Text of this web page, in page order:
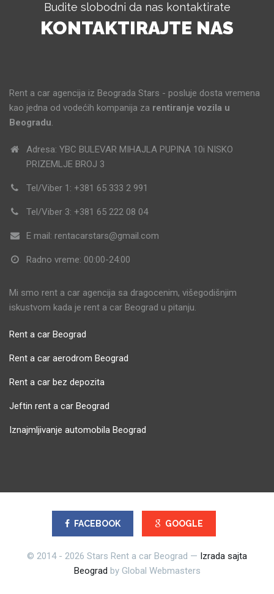
Budite slobodni da nas kontaktirate
KONTAKTIRAJTE NAS
Rent a car agencija iz Beograda Stars - posluje dosta vremena
kao jedna od vodećih kompanija za rentiranje vozila u
Beogradu.
Adresa: YBC BULEVAR MIHAJLA PUPINA 10i NISKO
PRIZEMLJE BROJ 3
Tel/Viber 1: +381 65 333 2 991
Tel/Viber 3: +381 65 222 08 04
E mail: rentacarstars@gmail.com
Radno vreme: 00:00-24:00
Mi smo rent a car agencija sa dragocenim, višegodišnjim
iskustvom kada je rent a car Beograd u pitanju.
Rent a car Beograd
Rent a car aerodrom Beograd
Rent a car bez depozita
Jeftin rent a car Beograd
Iznajmljivanje automobila Beograd
FACEBOOK GOOGLE
© 2014 - 2026 Stars Rent a car Beograd — Izrada sajta
Beograd by Global Webmasters